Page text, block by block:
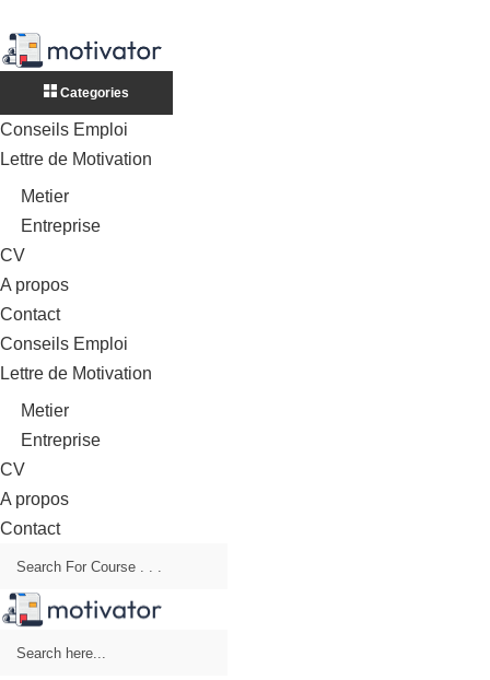
Categories
Conseils Emploi
Lettre de Motivation
Metier
Entreprise
CV
A propos
Contact
Conseils Emploi
Lettre de Motivation
Metier
Entreprise
CV
A propos
Contact